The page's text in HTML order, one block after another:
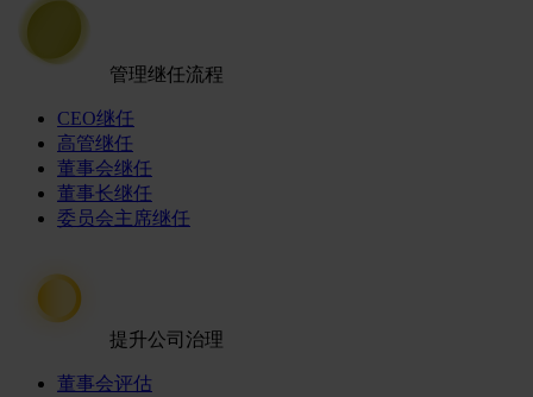
管理继任流程
CEO继任
高管继任
董事会继任
董事长继任
委员会主席继任
提升公司治理
董事会评估